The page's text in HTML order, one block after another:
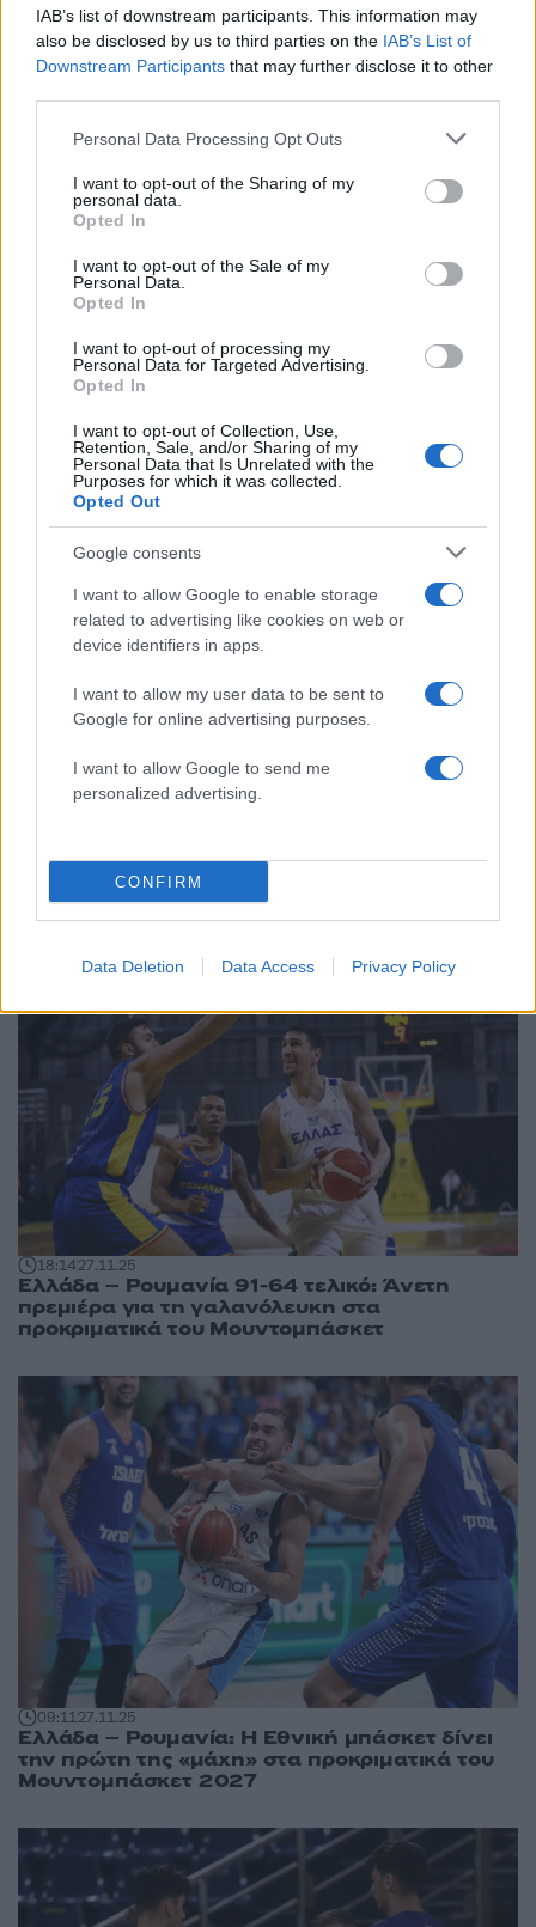
IAB’s list of downstream participants. This information may
also be disclosed by us to third parties on the IAB’s List of
Downstream Participants that may further disclose it to other
Please note that this website/app uses one or more Google
not limited to your visit or usage behaviour. You may click to
grant or deny consent to Google and its third-party tags to
use your data for below specified purposes in below Google
consent section.
Personal Data Processing Opt Outs
I want to opt-out of the Sharing of my
personal data.
Opted In
I want to opt-out of the Sale of my
Personal Data.
Opted In
I want to opt-out of processing my
Personal Data for Targeted Advertising.
Opted In
I want to opt-out of Collection, Use,
Retention, Sale, and/or Sharing of my
Personal Data that Is Unrelated with the
Purposes for which it was collected.
Opted Out
Google consents
I want to allow Google to enable storage
related to advertising like cookies on web or
device identifiers in apps.
I want to allow my user data to be sent to
Google for online advertising purposes.
I want to allow Google to send me
personalized advertising.
CONFIRM
Data Deletion Data Access Privacy Policy
20:4830.11.25
Πορτογαλία – Ελλάδα 68-76: Γαλανόλευκο
διπλό με υπογραφή Λαρεντζάκη –
Σαμοντούροφ
γαλανόλευκη στα προκριματικά του
Μουντομπάσκετ
18:1427.11.25
Ελλάδα – Ρουμανία 91-64 τελικό: Άνετη
πρεμιέρα για τη γαλανόλευκη στα
προκριματικά του Μουντομπάσκετ
09:1127.11.25
Ελλάδα – Ρουμανία: Η Εθνική μπάσκετ δίνει
την πρώτη της «μάχη» στα προκριματικά του
Μουντομπάσκετ 2027